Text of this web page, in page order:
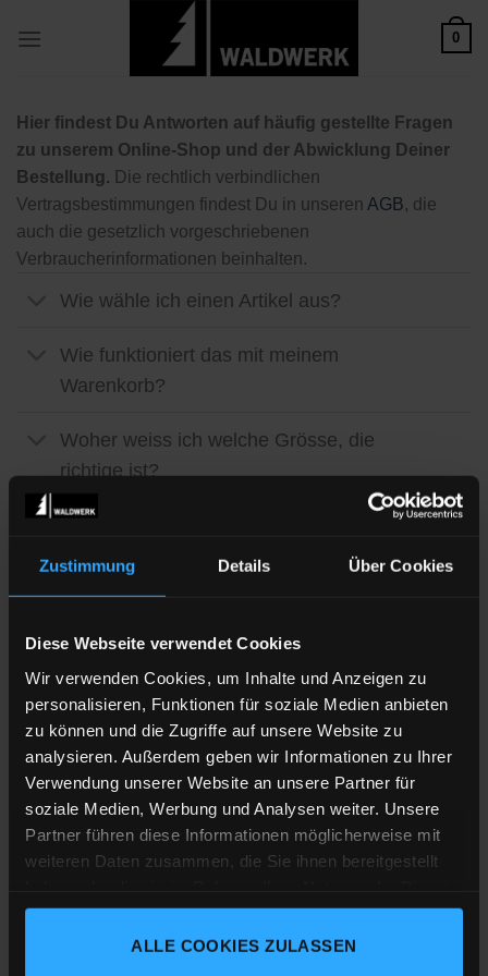
Zustimmung Details Über Cookies
Diese Webseite verwendet Cookies
Wir verwenden Cookies, um Inhalte und Anzeigen zu
personalisieren, Funktionen für soziale Medien anbieten
zu können und die Zugriffe auf unsere Website zu
analysieren. Außerdem geben wir Informationen zu Ihrer
Verwendung unserer Website an unsere Partner für
soziale Medien, Werbung und Analysen weiter. Unsere
Partner führen diese Informationen möglicherweise mit
weiteren Daten zusammen, die Sie ihnen bereitgestellt
gesammelt haben.
ALLE COOKIES ZULASSEN
Inhalt
0
Hier findest Du Antworten auf häufig gestellte Fragen
zu unserem Online-Shop und der Abwicklung Deiner
Bestellung. Die rechtlich verbindlichen
Vertragsbestimmungen findest Du in unseren AGB, die
auch die gesetzlich vorgeschriebenen
Verbraucherinformationen beinhalten.
Wie wähle ich einen Artikel aus?
Wie funktioniert das mit meinem
Warenkorb?
Woher weiss ich welche Grösse, die
richtige ist?
Wie kann ich meine Bestellung bezahlen?
Wieviel kostet der Versand meiner
In welche Länder kann ich meine
Bestellung liefern lassen?
Was passiert wenn Ware nicht lieferbar
ist?
Was mache ich wenn ich etwas